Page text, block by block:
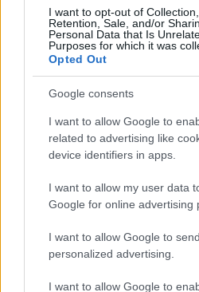
I want to opt-out of Collection,
Retention, Sale, and/or
Personal Data that Is
Purposes for which it was
Opted Out
Google consents
I want to allow Google to
related to advertising like
device identifiers in apps.
I want to allow my user data
Google for online advertising
I want to allow Google to
personalized advertising.
I want to allow Google to
VAGY